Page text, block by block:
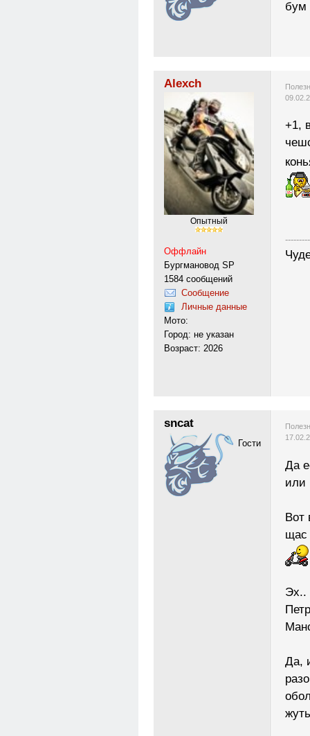
бум
Alexch
Опытный
Оффлайн
Бургмановод SP
1584 сообщений
Сообщение
Личные данные
Мото:
Город: не указан
Возраст: 2026
+1,
sncat
Гости
Да
или
Вот
щас
Эх..
Да,